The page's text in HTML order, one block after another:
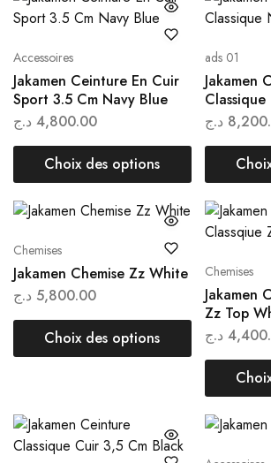
Accessoires
Jakamen Ceinture En Cuir
Sport 3.5 Cm Navy Blue
4,800.00 د.ج
Choix des options
ads 01
Jakamen
د.ج
Chemises
Jakamen Chemise Zz White
5,800.00 د.ج
Choix des options
Chemises
Jakamen
Zz Top
د.ج